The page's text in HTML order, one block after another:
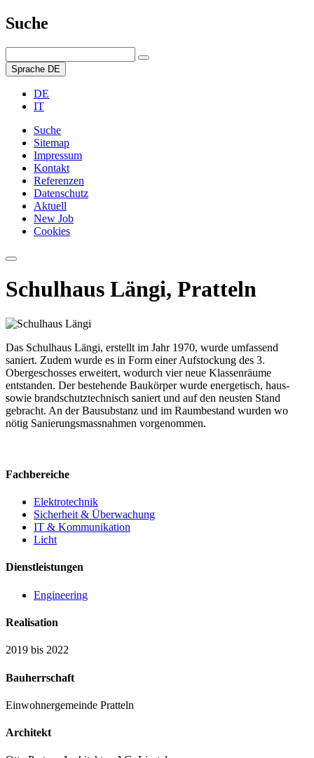
Suche
Sprache DE
DE
IT
Suche
Sitemap
Impressum
Kontakt
Referenzen
Datenschutz
Aktuell
New Job
Cookies
Schulhaus Längi, Pratteln
Das Schulhaus Längi, erstellt im Jahr 1970, wurde umfassend
saniert. Zudem wurde es in Form einer Aufstockung des 3.
Obergeschosses erweitert, wodurch vier neue Klassenräume
entstanden. Der beste­hende Baukörper wurde energetisch, haus-
sowie brandschutztechnisch saniert und auf den neusten Stand
gebracht. An der Bausubstanz und im Raumbestand wurden wo
nötig Sanierungsmassnahmen vorgenom­men.
Fachbereiche
Elektrotechnik
Sicherheit & Überwachung
IT & Kommunikation
Licht
Dienstleistungen
Engineering
Realisation
2019 bis 2022
Bauherrschaft
Einwohnergemeinde Pratteln
Architekt